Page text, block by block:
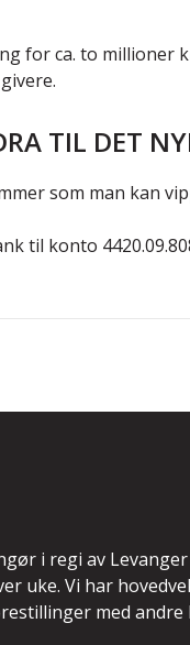
for ca. to millioner
TIL DET
som man kan
til konto
i regi av
uke. Vi har
med